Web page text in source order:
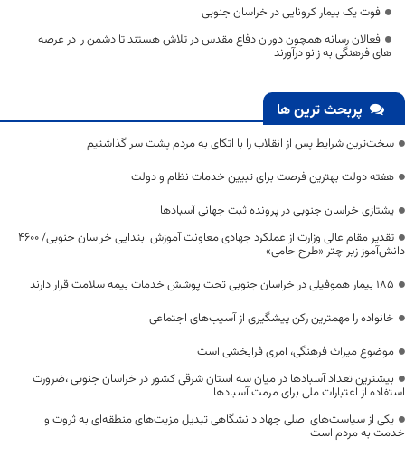
فوت یک بیمار کرونایی در خراسان جنوبی
فعالان رسانه همچون دوران دفاع مقدس در تلاش هستند تا دشمن را در عرصه
های فرهنگی به زانو درآورند
پربحث ترین ها
سخت‌ترین شرایط پس از انقلاب را با اتکای به مردم پشت سر گذاشتیم
هفته دولت بهترین فرصت برای تبیین خدمات نظام و دولت
یشتازی خراسان جنوبی در پرونده ثبت جهانی آسبادها
تقدیر مقام عالی وزارت از عملکرد جهادی معاونت آموزش ابتدایی خراسان جنوبی/ ۴۶۰۰
دانش‌آموز زیر چتر «طرح حامی»
۱۸۵ بیمار هموفیلی در خراسان جنوبی تحت پوشش خدمات بیمه سلامت قرار دارند
خانواده را مهمترین رکن پیشگیری از آسیب‌های اجتماعی
موضوع میراث فرهنگی، امری فرابخشی است
بیشترین تعداد آسبادها در میان سه استان شرقی کشور در خراسان جنوبی ،ضرورت
استفاده از اعتبارات ملی برای مرمت آسبادها
یکی از سیاست‌های اصلی جهاد دانشگاهی تبدیل مزیت‌های منطقه‌ای به ثروت و
خدمت به مردم است